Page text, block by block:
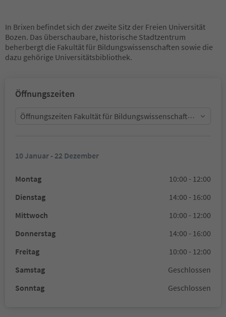
In Brixen befindet sich der zweite Sitz der Freien Universität
Bozen. Das überschaubare, historische Stadtzentrum
beherbergt die Fakultät für Bildungswissenschaften sowie die
dazu gehörige Universitätsbibliothek.
Öffnungszeiten
Öffnungszeiten Fakultät für Bildungswissenschaften -
10 Januar - 22 Dezember
Montag
10:00 - 12:00
Dienstag
14:00 - 16:00
Mittwoch
10:00 - 12:00
Donnerstag
14:00 - 16:00
Freitag
10:00 - 12:00
Samstag
Geschlossen
Sonntag
Geschlossen